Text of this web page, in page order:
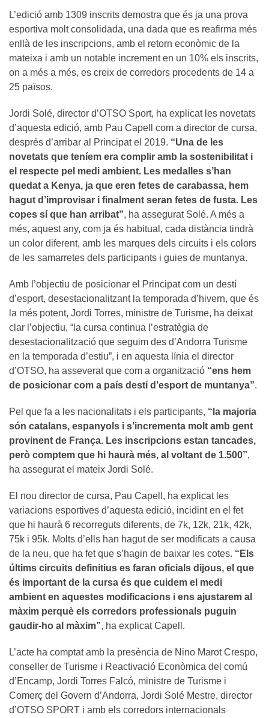
L’edició amb 1309 inscrits demostra que és ja una prova
esportiva molt consolidada, una dada que es reafirma més
enllà de les inscripcions, amb el retorn econòmic de la
mateixa i amb un notable increment en un 10% els inscrits,
on a més a més, es creix de corredors procedents de 14 a
25 països.
Jordi Solé, director d’OTSO Sport, ha explicat les novetats
d’aquesta edició, amb Pau Capell com a director de cursa,
després d’arribar al Principat el 2019. “Una de les
novetats que teníem era complir amb la sostenibilitat i
el respecte pel medi ambient. Les medalles s’han
quedat a Kenya, ja que eren fetes de carabassa, hem
hagut d’improvisar i finalment seran fetes de fusta. Les
copes sí que han arribat”, ha assegurat Solé. A més a
més, aquest any, com ja és habitual, cada distància tindrà
un color diferent, amb les marques dels circuits i els colors
de les samarretes dels participants i guies de muntanya.
Amb l’objectiu de posicionar el Principat com un destí
d’esport, desestacionalitzant la temporada d’hivern, que és
la més potent, Jordi Torres, ministre de Turisme, ha deixat
clar l’objectiu, “la cursa continua l’estratègia de
desestacionalització que seguim des d’Andorra Turisme
en la temporada d’estiu”, i en aquesta línia el director
d’OTSO, ha asseverat que com a organització “ens hem
de posicionar com a país destí d’esport de muntanya”.
Pel que fa a les nacionalitats i els participants, “la majoria
són catalans, espanyols i s’incrementa molt amb gent
provinent de França. Les inscripcions estan tancades,
però comptem que hi haurà més, al voltant de 1.500”,
ha assegurat el mateix Jordi Solé.
El nou director de cursa, Pau Capell, ha explicat les
variacions esportives d’aquesta edició, incidint en el fet
que hi haurà 6 recorreguts diferents, de 7k, 12k, 21k, 42k,
75k i 95k. Molts d’ells han hagut de ser modificats a causa
de la neu, que ha fet que s’hagin de baixar les cotes. “Els
últims circuits definitius es faran oficials dijous, el que
és important de la cursa és que cuidem el medi
ambient en aquestes modificacions i ens ajustarem al
màxim perquè els corredors professionals puguin
gaudir-ho al màxim”, ha explicat Capell.
L’acte ha comptat amb la presència de Nino Marot Crespo,
conseller de Turisme i Reactivació Econòmica del comú
d’Encamp, Jordi Torres Falcó, ministre de Turisme i
Comerç del Govern d’Andorra, Jordi Solé Mestre, director
d’OTSO SPORT i amb els corredors internacionals